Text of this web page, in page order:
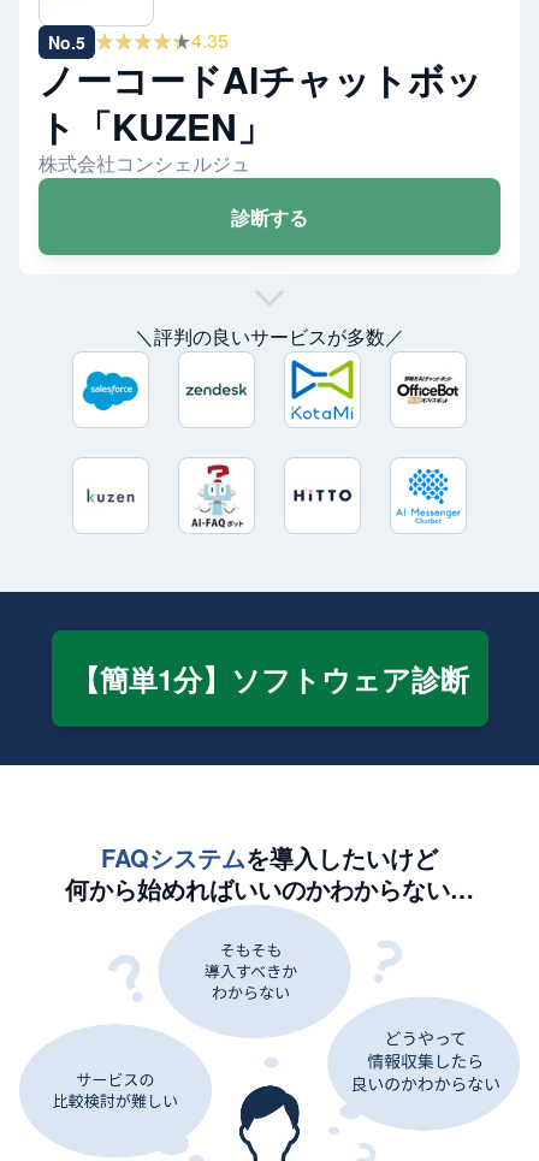
No.5 ★★★★★4.35
ノーコードAIチャットボッ
ト「KUZEN」
株式会社コンシェルジュ
診断する
＼評判の良いサービスが多数／
【簡単1分】ソフトウェア診断
FAQシステムを導入したいけど
何から始めればいいのかわからない…